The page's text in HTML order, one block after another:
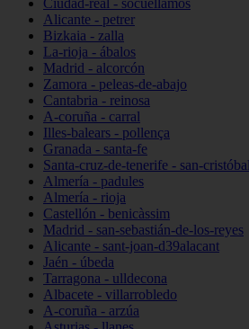
Ciudad-real - socuéllamos
Alicante - petrer
Bizkaia - zalla
La-rioja - ábalos
Madrid - alcorcón
Zamora - peleas-de-abajo
Cantabria - reinosa
A-coruña - carral
Illes-balears - pollença
Granada - santa-fe
Santa-cruz-de-tenerife - san-
Almería - padules
Almería - rioja
Castellón - benicàssim
Madrid - san-sebastián-de-los-reyes
Alicante - sant-joan-d39alacant
Jaén - úbeda
Tarragona - ulldecona
Albacete - villarrobledo
A-coruña - arzúa